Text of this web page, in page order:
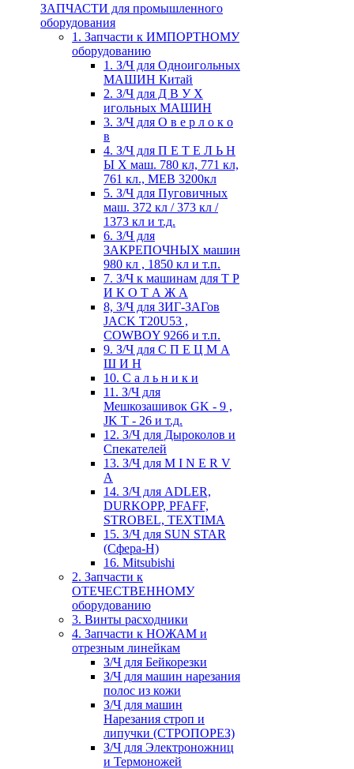
ЗАПЧАСТИ для промышленного
оборудования
1. Запчасти к ИМПОРТНОМУ
оборудованию
1. З/Ч для Одноигольных
МАШИН Китай
2. З/Ч для Д В У Х
игольных МАШИН
3. З/Ч для О в е р л о к о
в
4. З/Ч для П Е Т Е Л Ь Н
Ы Х маш. 780 кл, 771 кл,
761 кл., MEB 3200кл
5. З/Ч для Пуговичных
маш. 372 кл / 373 кл /
1373 кл и т.д.
6. З/Ч для
ЗАКРЕПОЧНЫХ машин
980 кл , 1850 кл и т.п.
7. З/Ч к машинам для Т Р
И К О Т А Ж А
8, З/Ч для ЗИГ-ЗАГов
JACK Т20U53 ,
COWBOY 9266 и т.п.
9. З/Ч для С П Е Ц М А
Ш И Н
10. С а л ь н и к и
11. З/Ч для
Мешкозашивок GK - 9 ,
JK T - 26 и т.д.
12. З/Ч для Дыроколов и
Спекателей
13. З/Ч для M I N E R V
A
14. З/Ч для ADLER,
DURKOPP, PFAFF,
STROBEL, TEXTIMA
15. З/Ч для SUN STAR
(Сфера-Н)
16. Mitsubishi
2. Запчасти к
ОТЕЧЕСТВЕННОМУ
оборудованию
3. Винты расходники
4. Запчасти к НОЖАМ и
отрезным линейкам
З/Ч для Бейкорезки
З/Ч для машин нарезания
полос из кожи
З/Ч для машин
Нарезания строп и
липучки (СТРОПОРЕЗ)
З/Ч для Электроножниц
и Термоножей